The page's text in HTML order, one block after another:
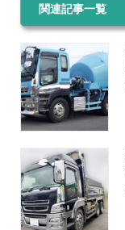
関連記事一覧